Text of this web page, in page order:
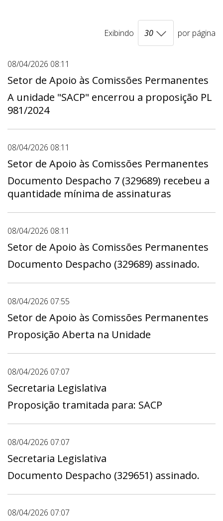
Exibindo por página
08/04/2026 08:11
Setor de Apoio às Comissões Permanentes
A unidade "SACP" encerrou a proposição PL
981/2024
08/04/2026 08:11
Setor de Apoio às Comissões Permanentes
Documento Despacho 7 (329689) recebeu a
quantidade mínima de assinaturas
08/04/2026 08:11
Setor de Apoio às Comissões Permanentes
Documento Despacho (329689) assinado.
08/04/2026 07:55
Setor de Apoio às Comissões Permanentes
Proposição Aberta na Unidade
08/04/2026 07:07
Secretaria Legislativa
Proposição tramitada para: SACP
08/04/2026 07:07
Secretaria Legislativa
Documento Despacho (329651) assinado.
08/04/2026 07:07